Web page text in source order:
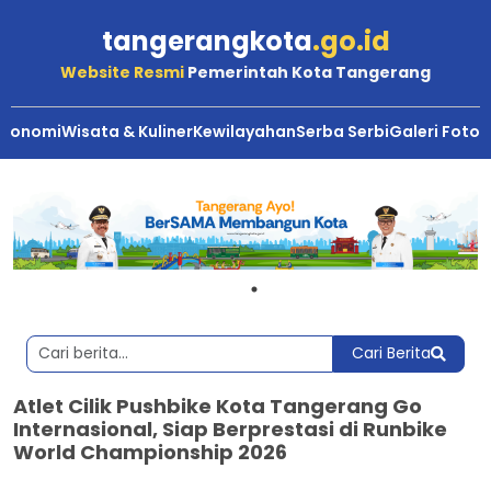
tangerangkota.go.id
Website Resmi Pemerintah Kota Tangerang
Wisata & KulinerKewilayahanSerba SerbiGaleri Foto
Cari Berita
Atlet Cilik Pushbike Kota Tangerang Go
Internasional, Siap Berprestasi di Runbike
World Championship 2026